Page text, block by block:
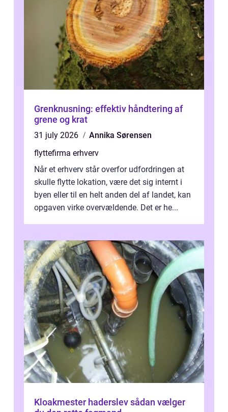
Grenknusning: effektiv håndtering af
grene og krat
31 july 2026
Annika Sørensen
flyttefirma erhverv
Når et erhverv står overfor udfordringen at
skulle flytte lokation, være det sig internt i
byen eller til en helt anden del af landet, kan
opgaven virke overvældende. Det er he...
Kloakmester haderslev sådan vælger